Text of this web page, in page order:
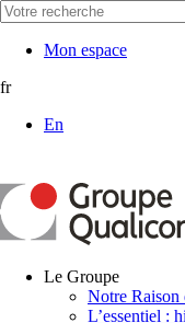
Mon espace
fr
En
Le Groupe
Notre Raison
L’essentiel :